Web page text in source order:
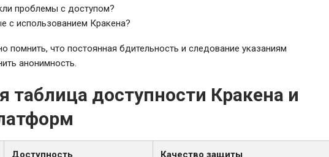
проблемы с доступом?
с использованием Кракена?
помнить, что постоянная бдительность и следование указаниям
анонимность.
таблица доступности Кракена и
Доступность Качество защиты